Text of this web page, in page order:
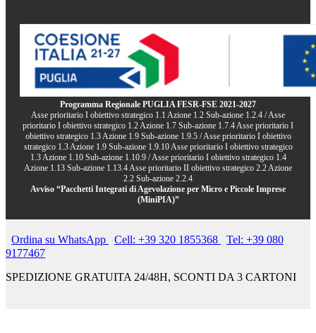
Programma Regionale PUGLIA FESR-FSE 2021-2027
Asse prioritario I obiettivo strategico 1.1 Azione 1.2 Sub-azione 1.2.4 / Asse
prioritario I obiettivo strategico 1.2 Azione 1.7 Sub-azione 1.7.4 Asse prioritario I
obiettivo strategico 1.3 Azione 1.9 Sub-azione 1.9.5 / Asse prioritario I obiettivo
strategico 1.3 Azione 1.9 Sub-azione 1.9.10 Asse prioritario I obiettivo strategico
1.3 Azione 1.10 Sub-azione 1.10.9 / Asse prioritario I obiettivo strategico 1.4
Azione 1.13 Sub-azione 1.13.4 Asse prioritario II obiettivo strategico 2.2 Azione
2.2 Sub-azione 2.2.4
Avviso “Pacchetti Integrati di Agevolazione per Micro e Piccole Imprese
(MiniPIA)”
Ordina su WhatsApp Cell: +39 320 1855368
Tel: +39 080
9177467
SPEDIZIONE GRATUITA 24/48H, SCONTI DA 3 CARTONI